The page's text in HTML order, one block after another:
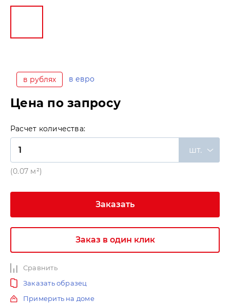
в рублях в евро
Цена по запросу
Расчет количества:
шт.
(0.07 м²)
Заказать
Заказ в один клик
Сравнить
Заказать образец
Примерить на доме